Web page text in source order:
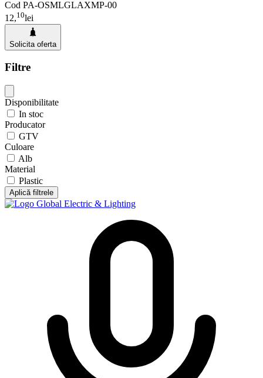
Cod PA-OSMLGLAXMP-00
12,10lei
Solicita oferta
Filtre
Disponibilitate
In stoc
Producator
GTV
Culoare
Alb
Material
Plastic
Aplică filtrele